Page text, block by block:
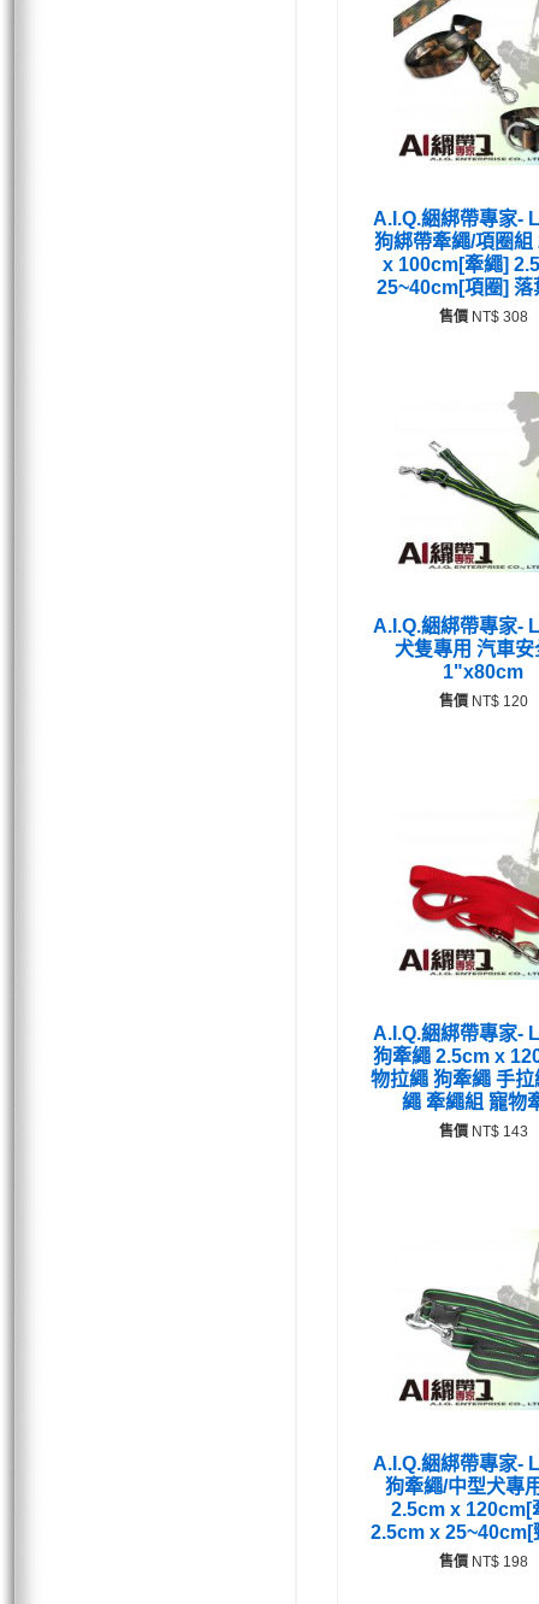
A.I.Q.綑綁帶專家-
狗綁帶牽繩/項圈組
x 100cm[牽繩]
25~40cm[項圈] 落
售價NT$ 308
A.I.Q.綑綁帶專家-
犬隻專用 汽車安
1"x80cm
售價NT$ 120
A.I.Q.綑綁帶專家-
狗牽繩 2.5cm x
物拉繩 狗牽繩 手拉
繩 牽繩組 寵物
售價NT$ 143
A.I.Q.綑綁帶專家-
狗牽繩/中型犬專
2.5cm x 120cm[
2.5cm x 25~40cm[
售價NT$ 198